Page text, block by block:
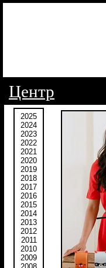
Центр
2025
2024
2023
2022
2021
2020
2019
2018
2017
2016
2015
2014
2013
2012
2011
2010
2009